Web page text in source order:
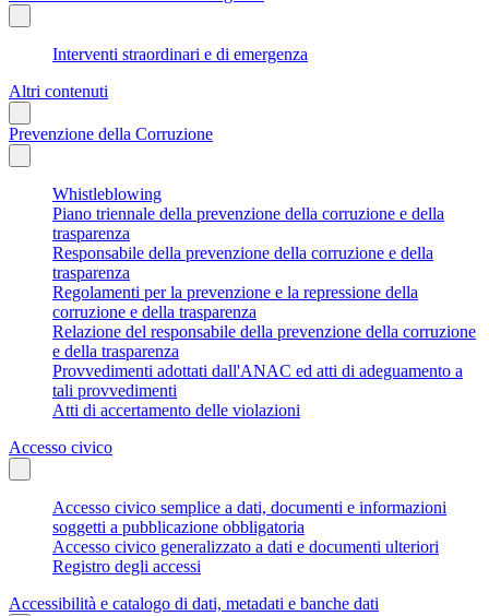
Interventi straordinari e di emergenza
Altri contenuti
Prevenzione della Corruzione
Whistleblowing
Piano triennale della prevenzione della corruzione e della
trasparenza
Responsabile della prevenzione della corruzione e della
trasparenza
Regolamenti per la prevenzione e la repressione della
corruzione e della trasparenza
Relazione del responsabile della prevenzione della corruzione
e della trasparenza
Provvedimenti adottati dall'ANAC ed atti di adeguamento a
tali provvedimenti
Atti di accertamento delle violazioni
Accesso civico
Accesso civico semplice a dati, documenti e informazioni
soggetti a pubblicazione obbligatoria
Accesso civico generalizzato a dati e documenti ulteriori
Registro degli accessi
Accessibilità e catalogo di dati, metadati e banche dati